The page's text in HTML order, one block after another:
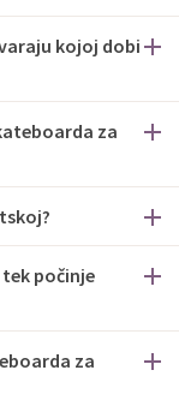
kojoj dobi
za
počinje
za